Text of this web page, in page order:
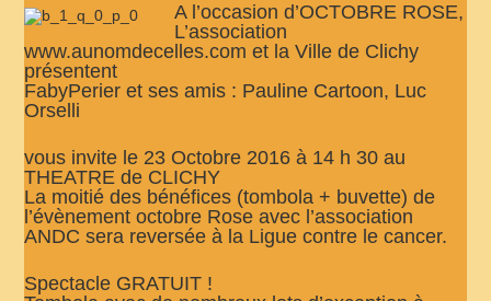
A l’occasion d’OCTOBRE ROSE,
L’association
www.aunomdecelles.com et la Ville de Clichy
présentent
FabyPerier et ses amis : Pauline Cartoon, Luc
Orselli
vous invite le 23 Octobre 2016 à 14 h 30 au
THEATRE de CLICHY
La moitié des bénéfices (tombola + buvette) de
l’évènement octobre Rose avec l’association
ANDC sera reversée à la Ligue contre le cancer.
Spectacle GRATUIT !